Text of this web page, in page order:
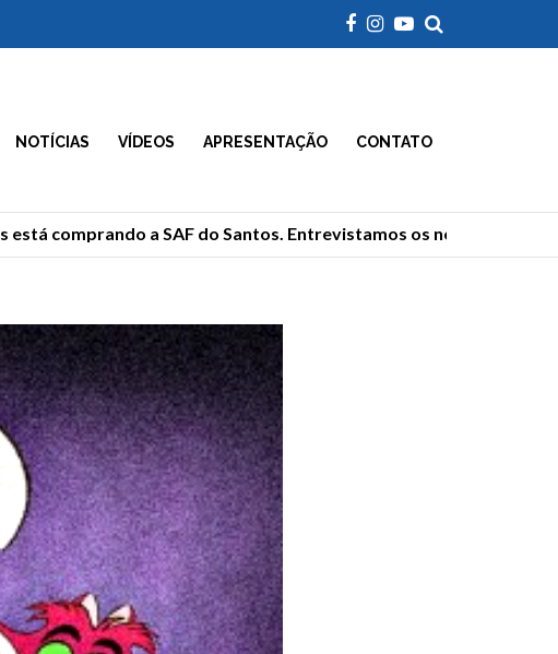
NOTÍCIAS VÍDEOS APRESENTAÇÃO CONTATO
comprando a SAF do Santos. Entrevistamos os novos donos